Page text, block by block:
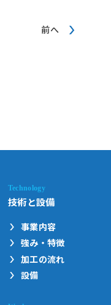
前へ
技術と設備
事業内容
強み・特徴
加工の流れ
設備